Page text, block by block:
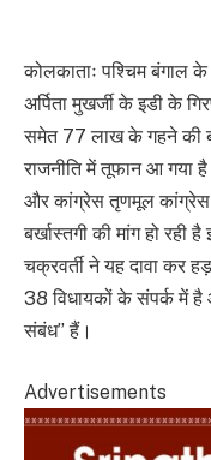
कोलकाताः पश्चिम बंगाल के
अर्पिता मुखर्जी के इडी के
समेत 77 लाख के गहने की
राजनीति में तूफान आ गया है।
और कांग्रेस तृणमूल कांग्रेस
बर्खास्तगी की मांग हो रही
चक्रवर्ती ने यह दावा कर
38 विधायकों के संपर्क में
संबंध” हैं।
Advertisements